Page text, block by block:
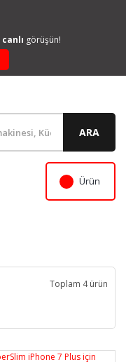
canlı görüşün!
ARA
Ürün
Toplam 4 ürün